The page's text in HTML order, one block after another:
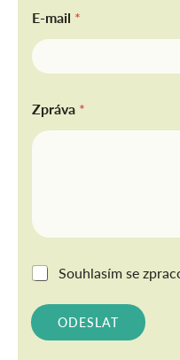
E-mail *
Zpráva *
G
P
R
*
Souhlasím se
ODESLAT